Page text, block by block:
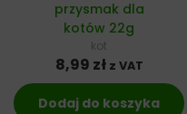
przysmak dla
kotów 22g
kot
8,99 zł z VAT
Dodaj do koszyka